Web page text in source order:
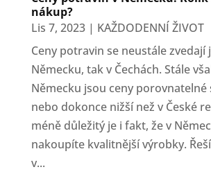
nákup?
Lis 7, 2023| KAŽDODENNÍ ŽIVOT
Ceny potravin se neustále zvedají
Německu, tak v Čechách. Stále
Německu jsou ceny porovnatelné
nebo dokonce nižší než v České
méně důležitý je i fakt, že v
nakoupíte kvalitnější výrobky.
v...